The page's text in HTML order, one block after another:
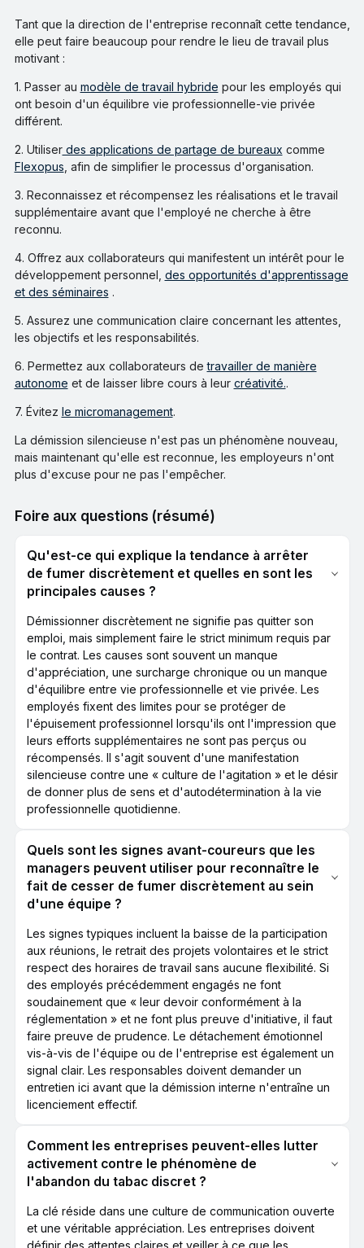
Tant que la direction de l'entreprise reconnaît cette tendance,
elle peut faire beaucoup pour rendre le lieu de travail plus
motivant :
1. Passer au modèle de travail hybride pour les employés qui
ont besoin d'un équilibre vie professionnelle-vie privée
différent.
2. Utiliserdes applications de partage de bureaux comme
Flexopus , afin de simplifier le processus d'organisation.
3. Reconnaissez et récompensez les réalisations et le travail
supplémentaire avant que l'employé ne cherche à être
reconnu.
4. Offrez aux collaborateurs qui manifestent un intérêt pour le
développement personnel, des opportunités d'apprentissage
et des séminaires .
5. Assurez une communication claire concernant les attentes,
les objectifs et les responsabilités.
6. Permettez aux collaborateurs detravailler de manière
autonome et de laisser libre cours à leur créativité..
7. Évitez le micromanagement.
La démission silencieuse n'est pas un phénomène nouveau,
mais maintenant qu'elle est reconnue, les employeurs n'ont
plus d'excuse pour ne pas l'empêcher.
Foire aux questions (résumé)
Qu'est-ce qui explique la tendance à arrêter
de fumer discrètement et quelles en sont les
principales causes ?
Démissionner discrètement ne signifie pas quitter son
emploi, mais simplement faire le strict minimum requis par
le contrat. Les causes sont souvent un manque
d'appréciation, une surcharge chronique ou un manque
d'équilibre entre vie professionnelle et vie privée. Les
employés fixent des limites pour se protéger de
l'épuisement professionnel lorsqu'ils ont l'impression que
leurs efforts supplémentaires ne sont pas perçus ou
récompensés. Il s'agit souvent d'une manifestation
silencieuse contre une « culture de l'agitation » et le désir
de donner plus de sens et d'autodétermination à la vie
professionnelle quotidienne.
Quels sont les signes avant-coureurs que les
managers peuvent utiliser pour reconnaître le
fait de cesser de fumer discrètement au sein
d'une équipe ?
Les signes typiques incluent la baisse de la participation
aux réunions, le retrait des projets volontaires et le strict
respect des horaires de travail sans aucune flexibilité. Si
des employés précédemment engagés ne font
soudainement que « leur devoir conformément à la
réglementation » et ne font plus preuve d'initiative, il faut
faire preuve de prudence. Le détachement émotionnel
vis-à-vis de l'équipe ou de l'entreprise est également un
signal clair. Les responsables doivent demander un
entretien ici avant que la démission interne n'entraîne un
licenciement effectif.
Comment les entreprises peuvent-elles lutter
activement contre le phénomène de
l'abandon du tabac discret ?
La clé réside dans une culture de communication ouverte
et une véritable appréciation. Les entreprises doivent
définir des attentes claires et veiller à ce que les